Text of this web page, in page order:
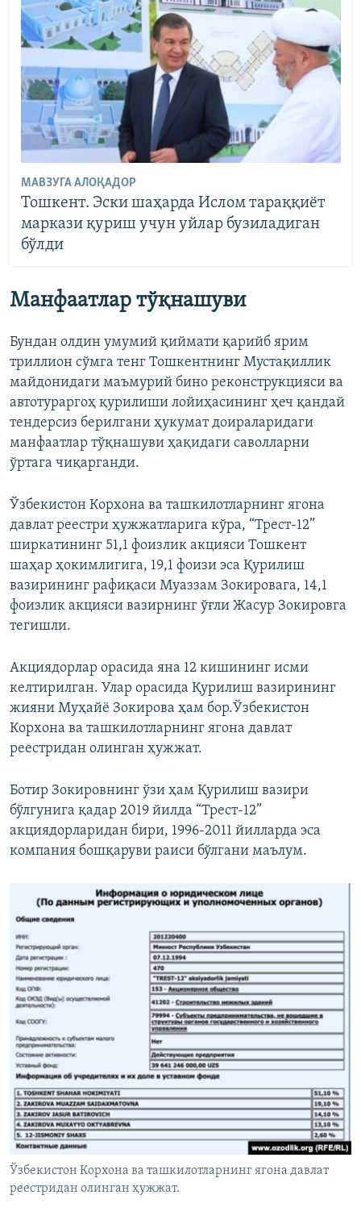
МАВЗУГА АЛОҚАДОР
Тошкент. Эски шаҳарда Ислом тараққиёт
маркази қуриш учун уйлар бузиладиган
бўлди
Манфаатлар тўқнашуви
Бундан олдин умумий қиймати қарийб ярим
триллион сўмга тенг Тошкентнинг Мустақиллик
майдонидаги маъмурий бино реконструкцияси ва
автотураргоҳ қурилиши лойиҳасининг ҳеч қандай
тендерсиз берилгани ҳукумат доираларидаги
манфаатлар тўқнашуви ҳақидаги саволларни
ўртага чиқарганди.
Ўзбекистон Корхона ва ташкилотларнинг ягона
давлат реестри ҳужжатларига кўра, “Трест-12”
ширкатининг 51,1 фоизлик акцияси Тошкент
шаҳар ҳокимлигига, 19,1 фоизи эса Қурилиш
вазирининг рафиқаси Муаззам Зокировага, 14,1
фоизлик акцияси вазирнинг ўғли Жасур Зокировга
тегишли.
Акциядорлар орасида яна 12 кишининг исми
келтирилган. Улар орасида Қурилиш вазирининг
жияни Муҳайё Зокирова ҳам бор.Ўзбекистон
Корхона ва ташкилотларнинг ягона давлат
реестридан олинган ҳужжат.
Ботир Зокировнинг ўзи ҳам Қурилиш вазири
бўлгунига қадар 2019 йилда “Трест-12”
акциядорларидан бири, 1996-2011 йилларда эса
компания бошқаруви раиси бўлгани маълум.
Ўзбекистон Корхона ва ташкилотларнинг ягона давлат
реестридан олинган ҳужжат.